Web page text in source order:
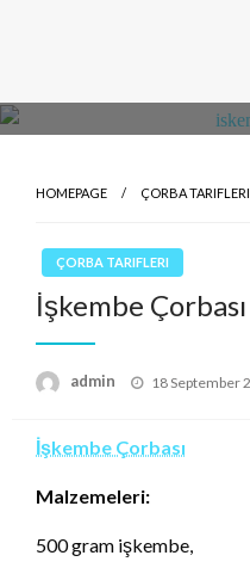
HOMEPAGE ÇORBA TARIFLERI
ÇORBA TARIFLERI
İşkembe Çorbası
admin
Posted
18 September
İşkembe Çorbası
Malzemeleri:
500 gram işkembe,